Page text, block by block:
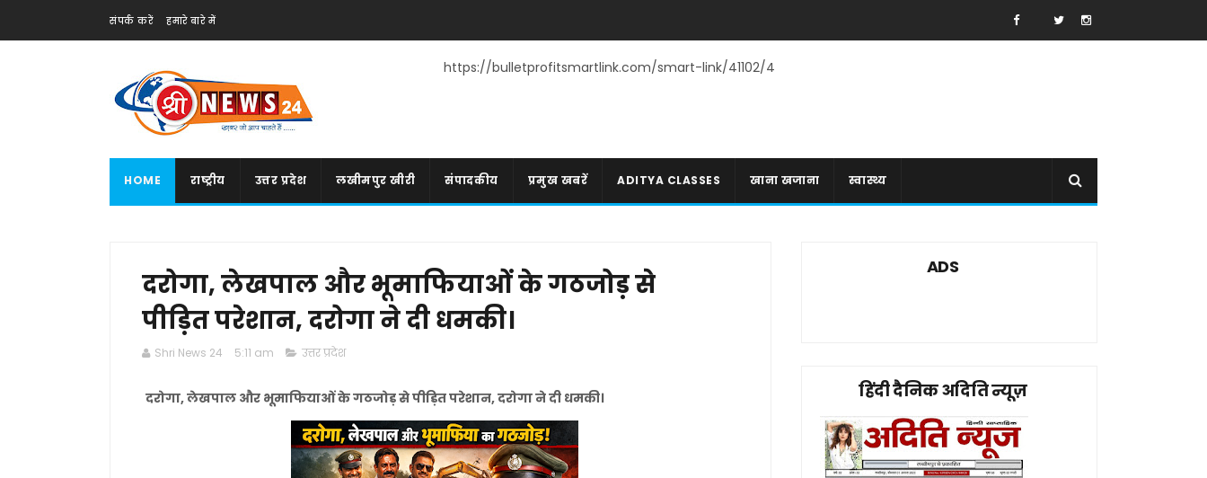
संपर्क करें हमारे बारे में
https://bulletprofitsmartlink.com/smart-link/41102/4
HOME राष्ट्रीय उत्तर प्रदेश लखीमपुर खीरी संपादकीय प्रमुख खबरें ADITYA CLASSES खाना खजाना स्वास्थ्य
दरोगा, लेखपाल और भूमाफियाओं के गठजोड़ से
पीड़ित परेशान, दरोगा ने दी धमकी।
Shri News 24 5:11 am उत्तर प्रदेश
दरोगा, लेखपाल और भूमाफियाओं के गठजोड़ से पीड़ित परेशान, दरोगा ने दी धमकी।
ADS
हिंदी दैनिक अदिति न्यूज़